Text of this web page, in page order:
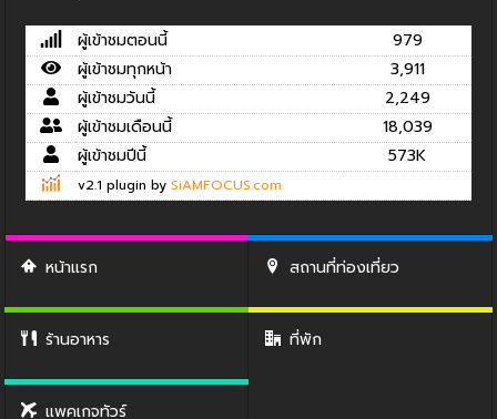
ผู้เข้าชมตอนนี้
979
ผู้เข้าชมทุกหน้า
3,911
ผู้เข้าชมวันนี้
2,249
ผู้เข้าชมเดือนนี้
18,039
ผู้เข้าชมปีนี้
573K
v2.1 plugin by SiAMFOCUS.com
หน้าแรก สถานที่ท่องเที่ยว
ร้านอาหาร ที่พัก
แพคเกจทัวร์